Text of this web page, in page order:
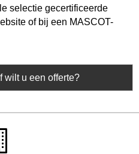
selectie gecertificeerde
of bij een MASCOT-
wilt u een offerte?